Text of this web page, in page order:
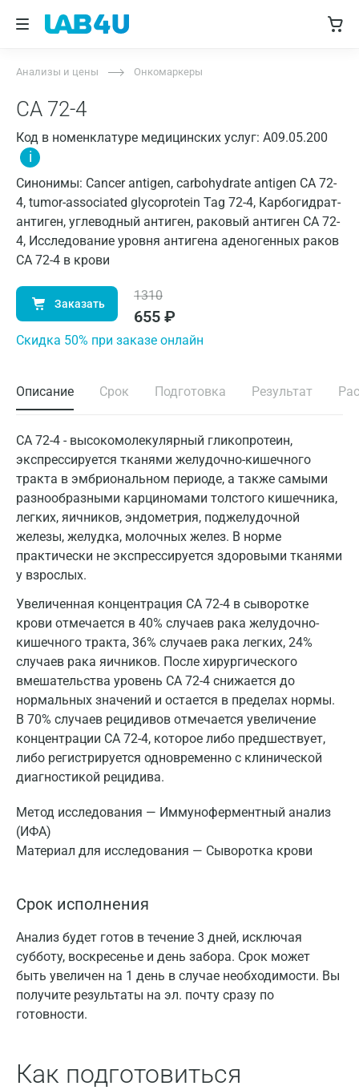
Анализы и цены Онкомаркеры
СА 72-4
Код в номенклатуре медицинских услуг: A09.05.200
i
Синонимы: Cancer antigen, carbohydrate antigen CA 72-
4, tumor-associated glycoprotein Tag 72-4, Карбогидрат-
антиген, углеводный антиген, раковый антиген СА 72-
4, Исследование уровня антигена аденогенных раков
CA 72-4 в крови
Заказать
1310
655 ₽
Cкидка 50% при заказе онлайн
Описание Срок Подготовка Результат
CA 72-4 - высокомолекулярный гликопротеин,
экспрессируется тканями желудочно-кишечного
тракта в эмбриональном периоде, а также самыми
разнообразными карциномами толстого кишечника,
легких, яичников, эндометрия, поджелудочной
железы, желудка, молочных желез. В норме
практически не экспрессируется здоровыми тканями
у взрослых.
Увеличенная концентрация CA 72-4 в сыворотке
крови отмечается в 40% случаев рака желудочно-
кишечного тракта, 36% случаев рака легких, 24%
случаев рака яичников. После хирургического
вмешательства уровень СА 72-4 снижается до
нормальных значений и остается в пределах нормы.
В 70% случаев рецидивов отмечается увеличение
концентрации СА 72-4, которое либо предшествует,
либо регистрируется одновременно с клинической
диагностикой рецидива.
Метод исследования — Иммуноферментный анализ
(ИФА)
Материал для исследования — Сыворотка крови
Срок исполнения
Анализ будет готов в течение 3 дней, исключая
субботу, воскресенье и день забора. Срок может
быть увеличен на 1 день в случае необходимости. Вы
получите результаты на эл. почту сразу по
готовности.
Как подготовиться